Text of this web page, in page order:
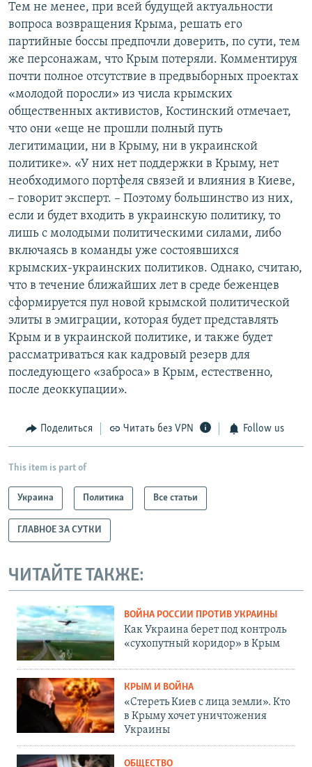
Тем не менее, при всей будущей актуальности
вопроса возвращения Крыма, решать его
партийные боссы предпочли доверить, по сути, тем
же персонажам, что Крым потеряли. Комментируя
почти полное отсутствие в предвыборных проектах
«молодой поросли» из числа крымских
общественных активистов, Костинский отмечает,
что они «еще не прошли полный путь
легитимации, ни в Крыму, ни в украинской
политике». «У них нет поддержки в Крыму, нет
необходимого портфеля связей и влияния в Киеве,
– говорит эксперт. – Поэтому большинство из них,
если и будет входить в украинскую политику, то
лишь с молодыми политическими силами, либо
включаясь в команды уже состоявшихся
крымских-украинских политиков. Однако, считаю,
что в течение ближайших лет в среде беженцев
сформируется пул новой крымской политической
элиты в эмиграции, которая будет представлять
Крым и в украинской политике, и также будет
рассматриваться как кадровый резерв для
последующего «заброса» в Крым, естественно,
после деоккупации».
Поделиться Читать без VPN Follow us
This item is part of
Украина Политика Все статьи
ГЛАВНОЕ ЗА СУТКИ
ЧИТАЙТЕ ТАКЖЕ:
ВОЙНА РОССИИ ПРОТИВ УКРАИНЫ
Как Украина берет под контроль
«сухопутный коридор» в Крым
КРЫМ И ВОЙНА
«Стереть Киев с лица земли». Кто
в Крыму хочет уничтожения
Украины
ОБЩЕСТВО